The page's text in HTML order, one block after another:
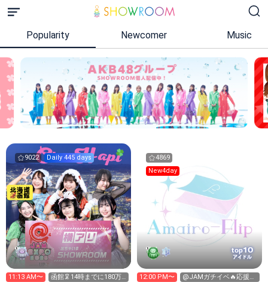
Popularity Newcomer Music
9022 Daily 445 days
11:13 AM〜
函館🦑14時までに180万
4869
New4day
top10
アイドル
12:00 PM〜
@JAMガチイベ🔥応援し